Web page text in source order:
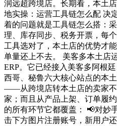
润远超跨境店。长期看，本土
地实操：运营工具链怎么配 决
着的问题就是工具链怎么搭：
理、库存同步、税务开票，每
工具选对了，本土店的优势才
单量还上不去。 美客多本土店
ERP。它已经接入美客多阿根
西哥、秘鲁六大核心站点的本
——从跨境店转本土店的卖家
家；而且从产品上架、订单履
的所有环节它都覆盖： 📢对妙
击下方图片注册账号，新用户